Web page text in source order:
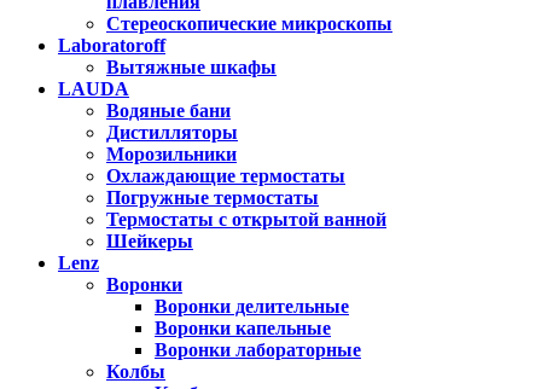
Стереоскопические микроскопы
Laboratoroff
Вытяжные шкафы
LAUDA
Водяные бани
Дистилляторы
Морозильники
Охлаждающие термостаты
Погружные термостаты
Термостаты с открытой ванной
Шейкеры
Lenz
Воронки
Воронки делительные
Воронки капельные
Воронки лабораторные
Колбы